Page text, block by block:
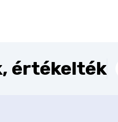
értékelték